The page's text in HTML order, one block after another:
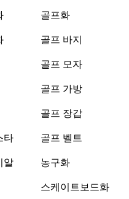
타
알
골프화
골프 바지
골프 모자
골프 가방
골프 장갑
골프 벨트
농구화
스케이트보드화